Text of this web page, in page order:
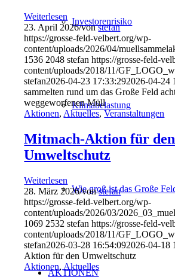
Investorenrisiko
Klimabelastung
Wie groß ist das Große
AKTIONEN
Weiterlesen
23. April 2026/vonstefan
https://grosse-feld-velbert.org/wp-
content/uploads/2026/04/
1536 2048 stefan https://grosse-feld-
content/uploads/2018/11/
stefan2026-04-23 17:33:292026-04-24
sammelten rund um das Große Feld
weggeworfenen Müll
Aktionen,Aktuelles,Veranstaltungen
Mitmach-Aktion für den
Umweltschutz
Weiterlesen
28. März 2026/vonstefan
https://grosse-feld-velbert.org/wp-
content/uploads/2026/03/
1069 2532 stefan https://grosse-feld-
content/uploads/2018/11/
stefan2026-03-28 16:54:092026-04-18
Aktion für den Umweltschutz
Aktionen, Aktuelles